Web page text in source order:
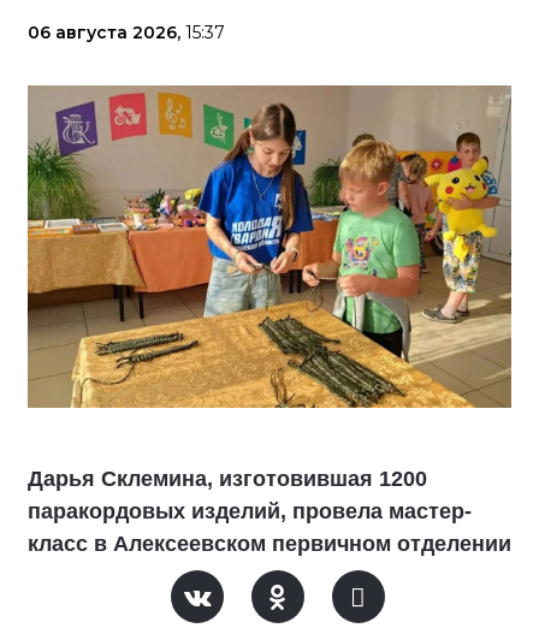
06 августа 2026, 15:37
Дарья Склемина, изготовившая 1200
паракордовых изделий, провела мастер-
класс в Алексеевском первичном отделении